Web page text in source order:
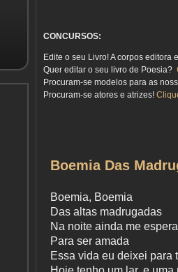
CONCURSOS:
Edite o seu Livro! A corpos
Quer editar o seu livro de Poesia?
Procuram-se modelos para as
Procuram-se atores e atrizes!
Boemia Das
Boemia, Boemia
Das altas madrugadas
Na noite ainda me espera
Para ser amada
Essa vida eu deixei para